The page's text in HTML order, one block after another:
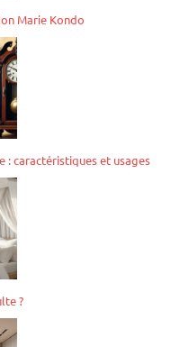
Marie Kondo
: caractéristiques et usages
?